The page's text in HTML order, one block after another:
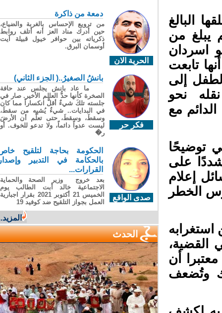
البالغ
من
اسردان
تابعت
إلى
نحو
مع
توضيحًا
على
إعلام
الخطر
أن
وتُضعف
الحرية الان
دمعة من ذاكرة
من ترويع الإحساس بالغربة والضياع،
حين أدرك مناد العز أنه أتلف روابط
ذكرياته بين حوافر خيول قبيلة آيت
أوسمان البرق.
فكر حر
بانشُ الصغيرُ..( الجزء الثاني)
ما عاد بانش يجلس عند حافة
الصخرة كأنها حدُّ العالم الأخير. صار في
جلسته تلكَ شيءٌ أقلُّ انكساراً مما كان
في البدايات.. شيءٌ يُشبِه من سقطَ،
وسقطَ، وسقطَ، حتى تعلّم أن الأرضَ
ليست عدواً دائماً، ولا تدعو للخوف. أو
ر�
صدى الواقع
الحكومة بحاجة لتلقيح خاص
بالحكامة في التدبير وإصدار
القرارات...
بعد خروج وزير الصحة والحماية
الاجتماعية خالد أبت الطالب يوم
الخميس 21 أكتوبر 2021 بقرار اجبارية
العمل بجواز التلقيح ضد كوفيد 19
المزيد...
الحدث